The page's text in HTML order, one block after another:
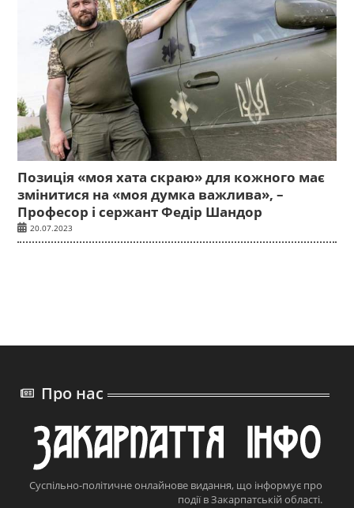
Позиція «моя хата скраю» для кожного має
змінитися на «моя думка важлива», –
Професор і сержант Федір Шандор
20.07.2023
Про нас
Суспільно-політичне онлайнове видання, що інформує про
події в Закарпатській області.